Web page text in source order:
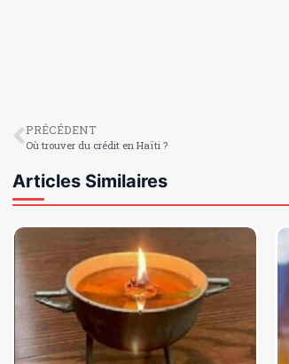
PRÉCÉDENT
Où trouver du crédit en Haïti ?
Articles Similaires